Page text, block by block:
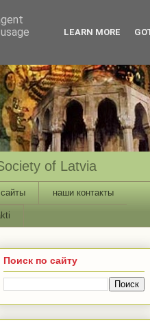
of Latvia
наши контакты
Поиск по сайту
LEARN MORE